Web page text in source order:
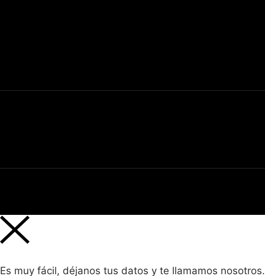
Es muy fácil, déjanos tus datos y te llamamos nosotros.